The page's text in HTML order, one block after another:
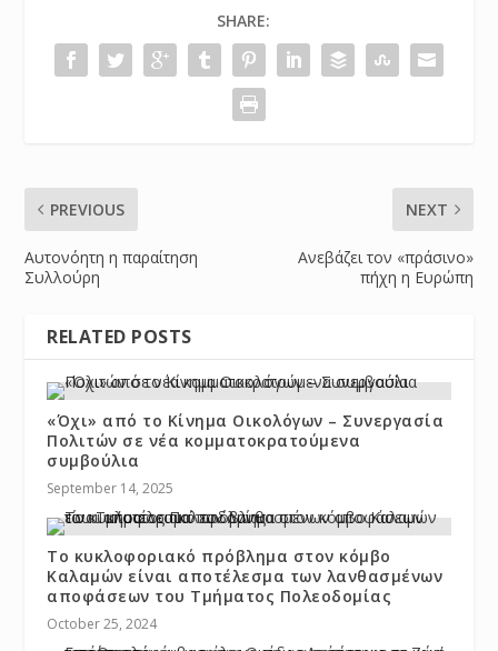
SHARE:
PREVIOUS
Αυτονόητη η παραίτηση
Συλλούρη
NEXT
Ανεβάζει τον «πράσινο»
πήχη η Ευρώπη
RELATED POSTS
«Όχι» από το Κίνημα Οικολόγων – Συνεργασία
Πολιτών σε νέα κομματοκρατούμενα
συμβούλια
September 14, 2025
Το κυκλοφοριακό πρόβλημα στον κόμβο
Καλαμών είναι αποτέλεσμα των λανθασμένων
αποφάσεων του Τμήματος Πολεοδομίας
October 25, 2024